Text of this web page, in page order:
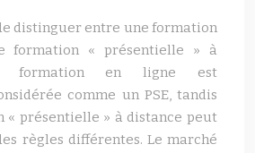
distinguer entre une formation
formation « présentielle » à
formation en ligne est
comme un PSE, tandis
« présentielle » à distance peut
règles différentes. Le marché